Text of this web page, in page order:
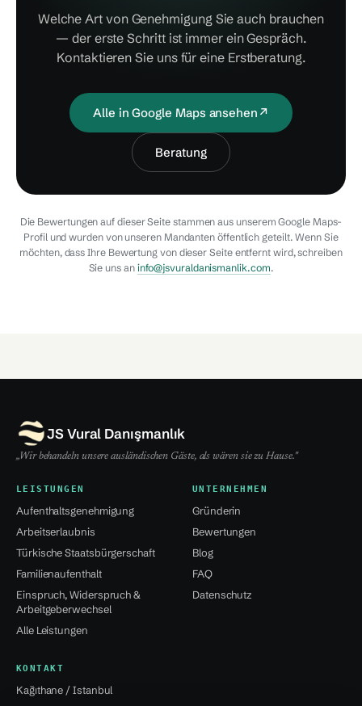
Welche Art von Genehmigung Sie auch brauchen
— der erste Schritt ist immer ein Gespräch.
Kontaktieren Sie uns für eine Erstberatung.
Alle in Google Maps ansehen ↗
Beratung
Die Bewertungen auf dieser Seite stammen aus unserem Google Maps-
Profil und wurden von unseren Mandanten öffentlich geteilt. Wenn Sie
möchten, dass Ihre Bewertung von dieser Seite entfernt wird, schreiben
Sie uns an info@jsvuraldanismanlik.com.
JS Vural Danışmanlık
„Wir behandeln unsere ausländischen Gäste, als wären sie zu Hause."
LEISTUNGEN
Aufenthaltsgenehmigung
Arbeitserlaubnis
Türkische Staatsbürgerschaft
Familienaufenthalt
Einspruch, Widerspruch &
Arbeitgeberwechsel
Alle Leistungen
UNTERNEHMEN
Gründerin
Bewertungen
Blog
FAQ
Datenschutz
KONTAKT
Kağıthane / Istanbul